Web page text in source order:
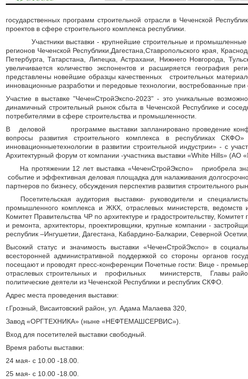
государственных программ строительной отрасли в Чеченской
проектов в сфере строительного комплекса республики.
Участники выставки - крупнейшие строительные и промышленные
регионов Чеченской Республики,Дагестана,Ставропольского края,
Петербурга, Татарстана, Липецка, Астрахани, Нижнего Новгорода,
увеличивается количество экспонентов и расширяется география
представлены новейшие образцы качественных строительных
инновационные разработки и передовые технологии, востребованные
Участие в выставке "ЧеченСтройЭкспо-2023" - это уникальные
динамичный строительный рынок сбыта в Чеченской Республике и
потребителями в сфере строительства и промышленности.
В деловой программе выставки запланировано проведение
вопросы развития строительного комплекса в республиках
инновационныетехнологии в развитии строительной индустрии» - с
Архитектурный форум от компании -участника выставки «White Hills» (АО
На протяжении 12 лет выставка «ЧеченСтройЭкспо» приобрела
событие и эффективная деловая площадка для налаживания
партнеров по бизнесу, обсуждения перспектив развития строительного
Посетительская аудитория выставки- руководители и
промышленного комплекса и ЖКХ, отраслевых министерств,
Комитет Правительства ЧР по архитектуре и градостроительству,
и ремонта, архитекторы, проектировщики, крупные компании -
республик –Ингушетии, Дагестана, Кабардино-Балкарии, Северной
Высокий статус и значимость выставки «ЧеченСтройЭкспо» в
всесторонней административной поддержкой со стороны органов
посещают и проводят пресс-конференции Почетные гости: Вице -
отраслевых строительных и профильных министерств, Главы
политические деятели из Чеченской Республики и республик СКФО.
Адрес места проведения выставки:
г.Грозный, Висаитовский район, ул. Адама Малаева 320,
Завод «ОРГТЕХНИКА» (ныне «НЕФТЕМАШСЕРВИС»).
Вход для посетителей выставки свободный.
Время работы выставки:
24 мая- с 10.00 -18.00.
25 мая- с 10.00 -18.00.